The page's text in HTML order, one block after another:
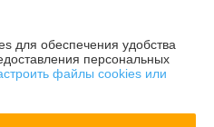
ИП Гринчик М.В.
для обеспечения удобства
персональных
файлы cookies или